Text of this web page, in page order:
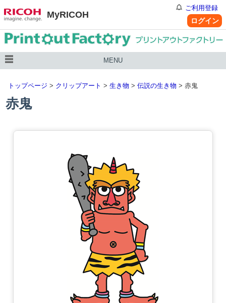
MyRICOH
ご利用登録
ログイン
MENU
トップページ > クリップアート > 生き物 > 伝説の生き物 > 赤鬼
赤鬼